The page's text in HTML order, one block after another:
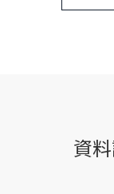
資